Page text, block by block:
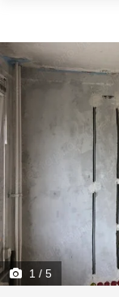
1 / 5